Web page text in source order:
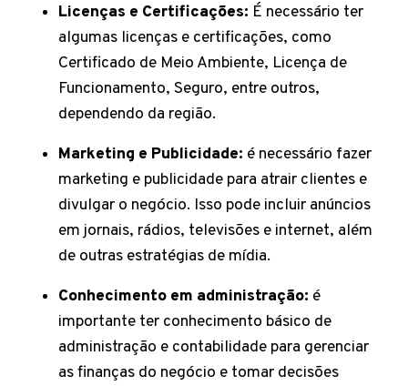
Licenças e Certificações: É necessário ter
algumas licenças e certificações, como
Certificado de Meio Ambiente, Licença de
Funcionamento, Seguro, entre outros,
dependendo da região.
Marketing e Publicidade: é necessário fazer
marketing e publicidade para atrair clientes e
divulgar o negócio. Isso pode incluir anúncios
em jornais, rádios, televisões e internet, além
de outras estratégias de mídia.
Conhecimento em administração: é
importante ter conhecimento básico de
administração e contabilidade para gerenciar
as finanças do negócio e tomar decisões